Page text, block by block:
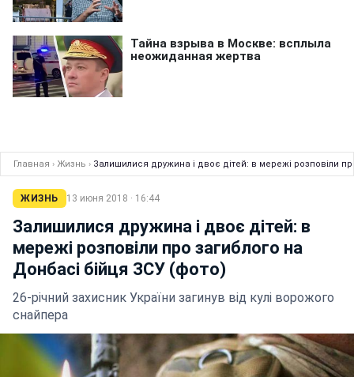
Главная › Жизнь › Залишилися дружина і двоє дітей: в мережі розповіли
ЖИЗНЬ 13 июня 2018 · 16:44
Залишилися дружина і двоє дітей: в
мережі розповіли про загиблого на
Донбасі бійця ЗСУ (фото)
26-річний захисник України загинув від кулі ворожого
снайпера